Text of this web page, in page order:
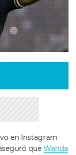
en Instagram
que Wanda